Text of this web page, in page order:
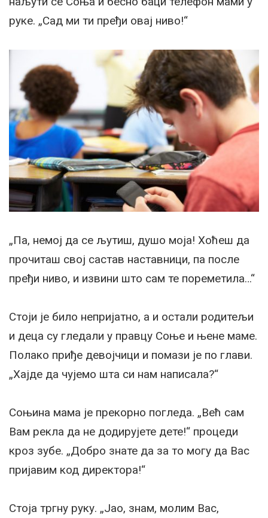
руке. „Сад ми ти пређи овај ниво!“
„Па, немој да се љутиш, душо моја! Хоћеш да
прочиташ свој састав наставници, па после
пређи ниво, и извини што сам те пореметила…“
Стоји је било непријатно, а и остали родитељи
и деца су гледали у правцу Соње и њене маме.
Полако приђе девојчици и помази је по глави.
„Хајде да чујемо шта си нам написала?“
Соњина мама је прекорно погледа. „Већ сам
Вам рекла да не додирујете дете!“ процеди
кроз зубе. „Добро знате да за то могу да Вас
пријавим код директора!“
Стоја тргну руку. „Јао, знам, молим Вас,